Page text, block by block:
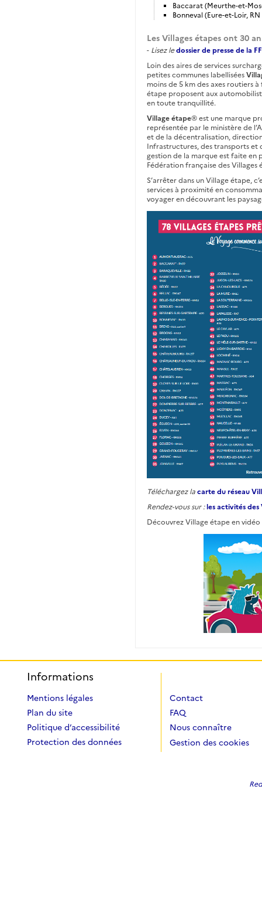
Baccarat (Meurthe-et-
Bonneval (Eure-et-Loir, RN
Les Villages étapes ont 30
- Lisez le dossier de presse de la
Loin des aires de services
petites communes labellisées
moins de 5 km des axes routiers
étape proposent aux
en toute tranquillité.
Village étape® est une marque
représentée par le ministère de
et de la décentralisation,
Infrastructures, des transports et
gestion de la marque est faite en
Fédération française des Villages
S’arrêter dans un Village étape,
services à proximité en
voyager en découvrant les
Téléchargez la carte du réseau
Rendez-vous sur : les activités des
Découvrez Village étape en vidéo
Informations
Mentions légales
Plan du site
Politique d’accessibilité
Protection des données
Contact
FAQ
Nous connaître
Gestion des cookies